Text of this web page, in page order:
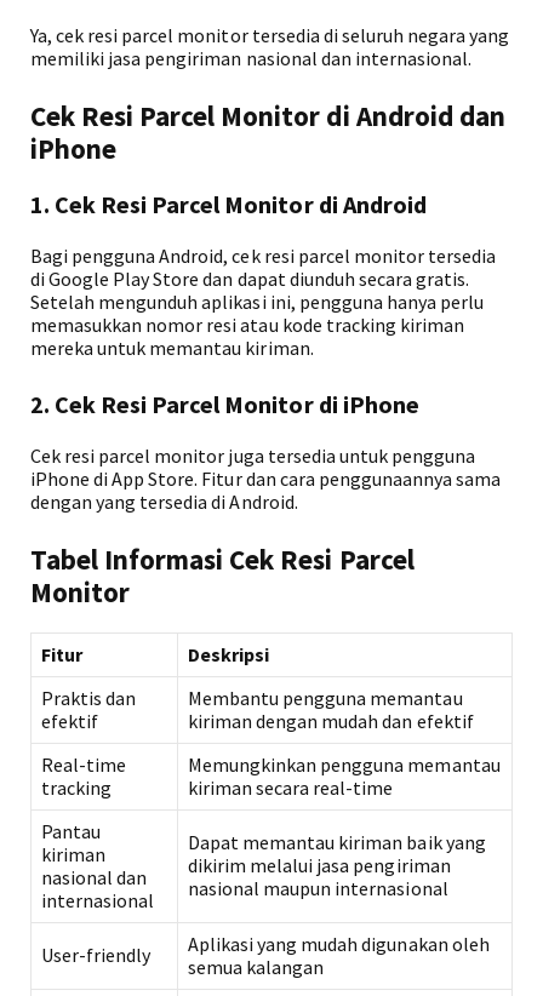
Ya, cek resi parcel monitor tersedia di seluruh negara yang
memiliki jasa pengiriman nasional dan internasional.
Cek Resi Parcel Monitor di Android dan
iPhone
1. Cek Resi Parcel Monitor di Android
Bagi pengguna Android, cek resi parcel monitor tersedia
di Google Play Store dan dapat diunduh secara gratis.
Setelah mengunduh aplikasi ini, pengguna hanya perlu
memasukkan nomor resi atau kode tracking kiriman
mereka untuk memantau kiriman.
2. Cek Resi Parcel Monitor di iPhone
Cek resi parcel monitor juga tersedia untuk pengguna
iPhone di App Store. Fitur dan cara penggunaannya sama
dengan yang tersedia di Android.
Tabel Informasi Cek Resi Parcel
Monitor
Fitur
Deskripsi
Praktis dan
efektif
Membantu pengguna memantau
kiriman dengan mudah dan efektif
Real-time
tracking
Memungkinkan pengguna memantau
kiriman secara real-time
Pantau
kiriman
nasional dan
internasional
Dapat memantau kiriman baik yang
dikirim melalui jasa pengiriman
nasional maupun internasional
User-friendly
Aplikasi yang mudah digunakan oleh
semua kalangan